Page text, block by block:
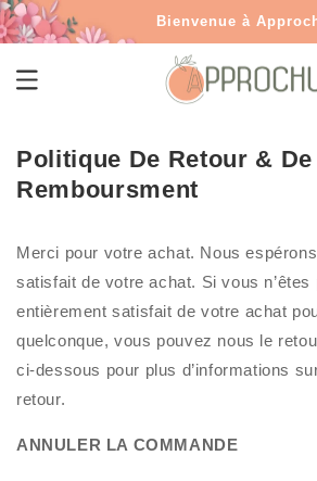
et
passer
au
Bienvenue à
Livraison gratuite à partir
Politique De Retour & De
Remboursment
Merci pour votre achat. Nous
satisfait de votre achat. Si vous n’êtes
entièrement satisfait de votre achat
quelconque, vous pouvez nous le
ci-dessous pour plus d’informations
retour.
ANNULER LA COMMANDE